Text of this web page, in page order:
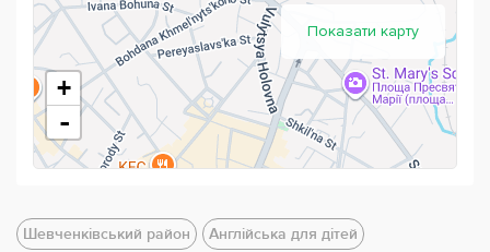
Показати карту
+
-
Шевченківський район Англійська для дітей